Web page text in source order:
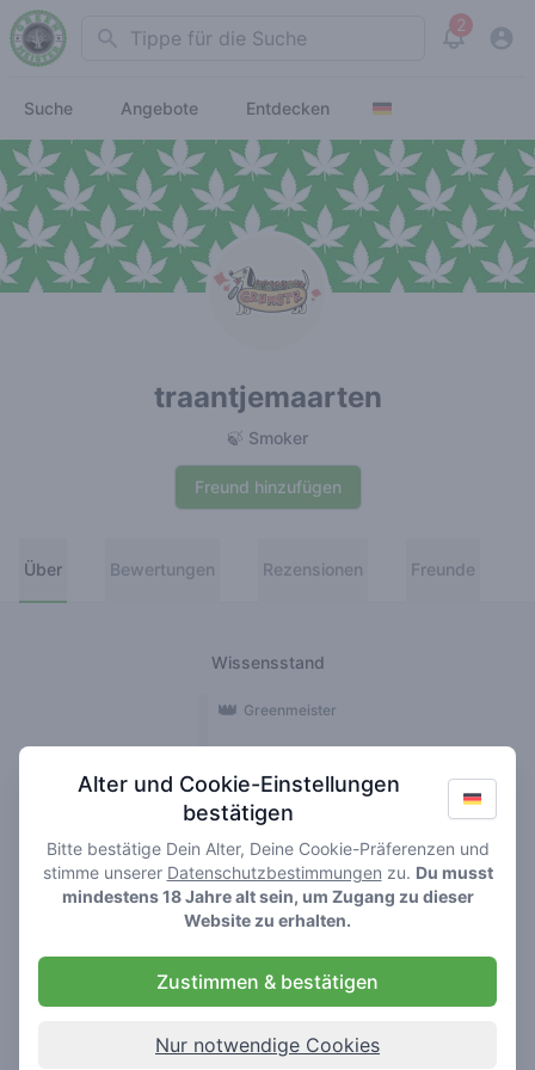
Search 2
View
Suche Angebote Entdecken
traantjemaarten
🍃 Smoker
Freund hinzufügen
Über Bewertungen Rezensionen Freunde
Wissensstand
🍃 Smoker
🌱 Roller
🥦 Stoner
👑 Greenmeister
Rezensionen
Alter und Cookie-Einstellungen
bestätigen
Bitte bestätige Dein Alter, Deine Cookie-Präferenzen und
stimme unserer Datenschutzbestimmungen zu. Du musst
mindestens 18 Jahre alt sein, um Zugang zu dieser
Website zu erhalten.
Zustimmen & bestätigen
Nur notwendige Cookies